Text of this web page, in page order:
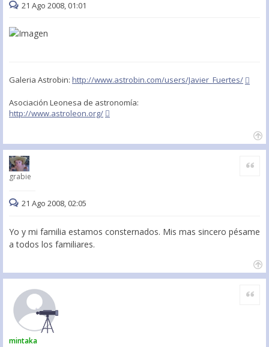
21 Ago 2008, 01:01
Galeria Astrobin: http://www.astrobin.com/users/Javier_Fuertes/
Asociación Leonesa de astronomía:
http://www.astroleon.org/
grabie
Citar
21 Ago 2008, 02:05
Yo y mi familia estamos consternados. Mis mas sincero pésame
a todos los familiares.
mintaka
Citar